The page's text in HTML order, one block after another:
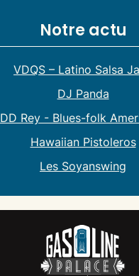
Notre actu
VDQS – Latino Salsa
DJ Panda
DD Rey - Blues-folk
Hawaiian Pistoleros
Les Soyanswing